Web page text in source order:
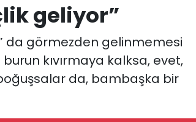
geliyor”
da görmezden gelinmemesi
kıvırmaya kalksa, evet,
da, bambaşka bir